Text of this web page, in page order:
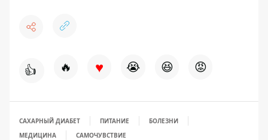
👍 🔥 ♥ 😭 😆 😡
САХАРНЫЙ ДИАБЕТ ПИТАНИЕ
БОЛЕЗНИ
МЕДИЦИНА
САМОЧУВСТВИЕ